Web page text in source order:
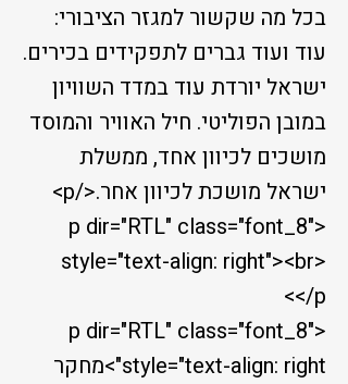
בכל מה שקשור למגזר הציבורי:
עוד ועוד גברים לתפקידים בכירים.
ישראל יורדת עוד במדד השוויון
במובן הפוליטי. חיל האוויר והמוסד
מושכים לכיוון אחד, ממשלת
ישראל מושכת לכיוון אחר.</p>
<p dir="RTL" class="font_8"
style="text-align: right"><br>
</p>
<p dir="RTL" class="font_8"
style="text-align: right">מחקר